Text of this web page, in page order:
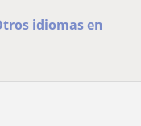
idiomas en